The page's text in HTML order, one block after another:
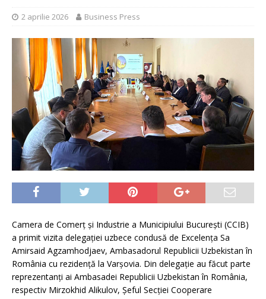
2 aprilie 2026 Business Press
Camera de Comerț și Industrie a Municipiului București (CCIB)
a primit vizita delegației uzbece condusă de Excelența Sa
Amirsaid Agzamhodjaev, Ambasadorul Republicii Uzbekistan în
România cu rezidență la Varșovia. Din delegație au făcut parte
reprezentanți ai Ambasadei Republicii Uzbekistan în România,
respectiv Mirzokhid Alikulov, Șeful Secției Cooperare